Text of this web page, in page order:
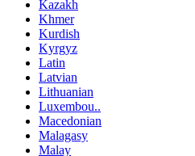
Kazakh
Khmer
Kurdish
Kyrgyz
Latin
Latvian
Lithuanian
Luxembou..
Macedonian
Malagasy
Malay